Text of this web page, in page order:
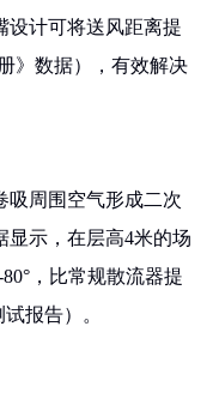
设计可将送风距离提
》数据），有效解决
吸周围空气形成二次
显示，在层高4米的场
，比常规散流器提
报告）。